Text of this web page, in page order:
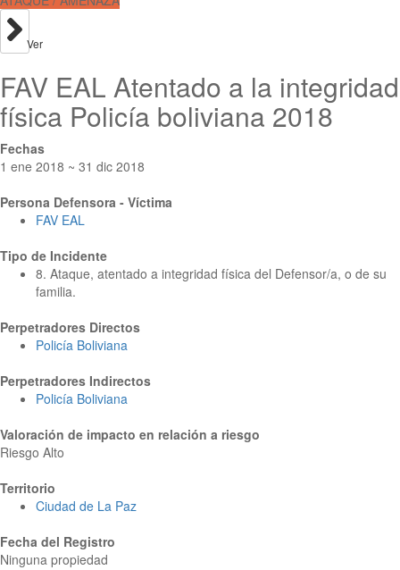
Ver
FAV EAL Atentado a la integridad
física Policía boliviana 2018
Fechas
1 ene 2018 ~ 31 dic 2018
Persona Defensora - Víctima
FAV EAL
Tipo de Incidente
8. Ataque, atentado a integridad física del Defensor/a, o de su
familia.
Perpetradores Directos
Policía Boliviana
Perpetradores Indirectos
Policía Boliviana
Valoración de impacto en relación a riesgo
Riesgo Alto
Territorio
Ciudad de La Paz
Fecha del Registro
Ninguna propiedad